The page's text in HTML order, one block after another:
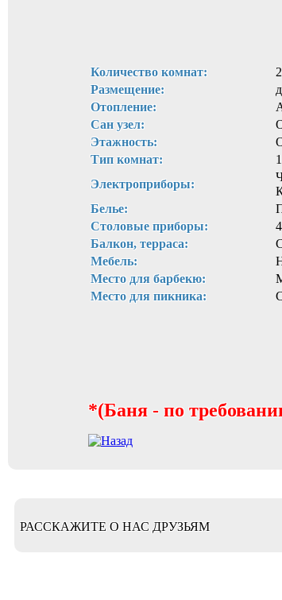
Количество комнат:
Размещение:
Отопление:
Сан узел:
Этажность:
Тип комнат:
Электроприборы:
Белье:
Столовые приборы:
Балкон, терраса:
Мебель:
Место для барбекю:
Место для пикника:
*(Баня - по
РАССКАЖИТЕ О НАС ДРУЗЬЯМ